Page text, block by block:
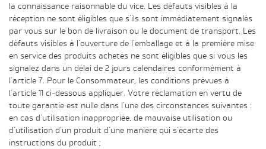
la connaissance raisonnable du vice. Les défauts visibles à la
réception ne sont éligibles que s'ils sont immédiatement signalés
par vous sur le bon de livraison ou le document de transport. Les
défauts visibles à l'ouverture de l'emballage et à la première mise
en service des produits achetés ne sont éligibles que si vous les
signalez dans un délai de 2 jours calendaires conformément à
l'article 7. Pour le Consommateur, les conditions prévues à
l'article 11 ci-dessous appliquer. Votre réclamation en vertu de
toute garantie est nulle dans l'une des circonstances suivantes :
en cas d'utilisation inappropriée, de mauvaise utilisation ou
d'utilisation d'un produit d'une manière qui s'écarte des
instructions du produit ;